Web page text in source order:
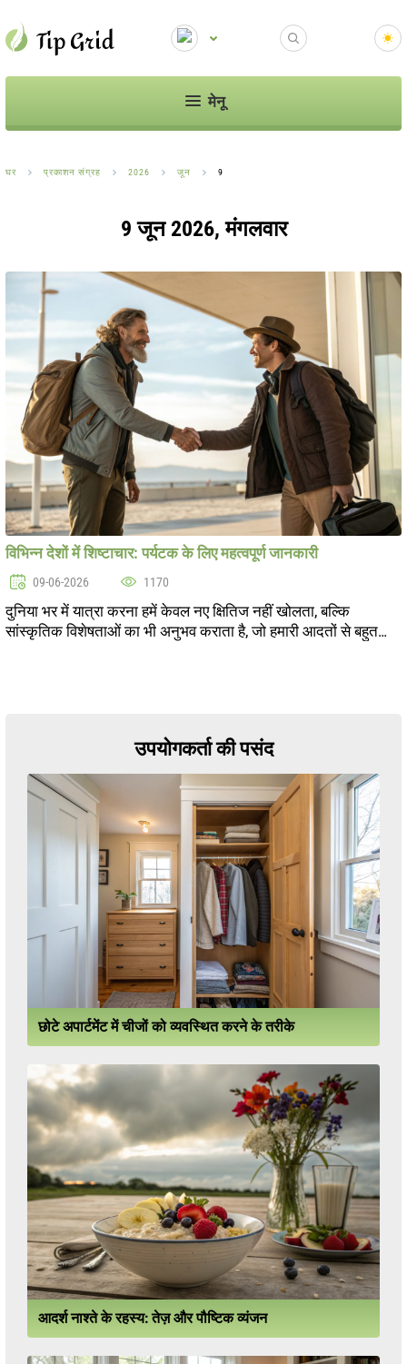
मेनू
घर प्रकाशन संग्रह 2026 जून 9
9 जून 2026, मंगलवार
विभिन्न देशों में शिष्टाचार: पर्यटक के लिए महत्वपूर्ण जानकारी
09-06-2026 1170
दुनिया भर में यात्रा करना हमें केवल नए क्षितिज नहीं खोलता, बल्कि
सांस्कृतिक विशेषताओं का भी अनुभव कराता है, जो हमारी आदतों से बहुत
उपयोगकर्ता की पसंद
छोटे अपार्टमेंट में चीजों को व्यवस्थित करने के तरीके
आदर्श नाश्ते के रहस्य: तेज़ और पौष्टिक व्यंजन